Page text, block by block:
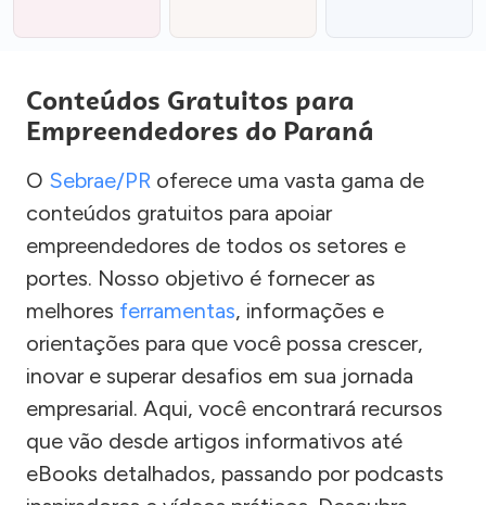
Conteúdos Gratuitos para
Empreendedores do Paraná
O Sebrae/PR oferece uma vasta gama de
conteúdos gratuitos para apoiar
empreendedores de todos os setores e
portes. Nosso objetivo é fornecer as
melhores ferramentas, informações e
orientações para que você possa crescer,
inovar e superar desafios em sua jornada
empresarial. Aqui, você encontrará recursos
que vão desde artigos informativos até
eBooks detalhados, passando por podcasts